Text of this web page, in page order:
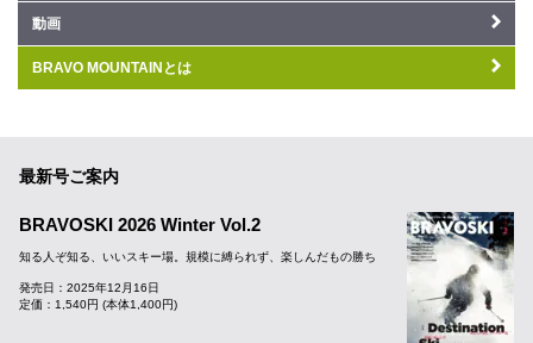
動画
BRAVO MOUNTAINとは
最新号ご案内
BRAVOSKI 2026 Winter Vol.2
知る人ぞ知る、いいスキー場。規模に縛られず、楽しんだもの勝ち
発売日：2025年12月16日
定価：1,540円 (本体1,400円)